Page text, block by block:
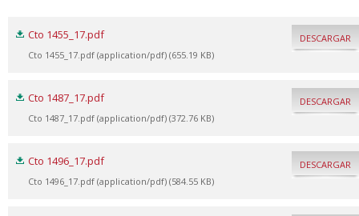
Cto 1455_17.pdf
Cto 1455_17.pdf (application/pdf) (655.19 KB)
DESCARGAR
Cto 1487_17.pdf
Cto 1487_17.pdf (application/pdf) (372.76 KB)
DESCARGAR
Cto 1496_17.pdf
Cto 1496_17.pdf (application/pdf) (584.55 KB)
DESCARGAR